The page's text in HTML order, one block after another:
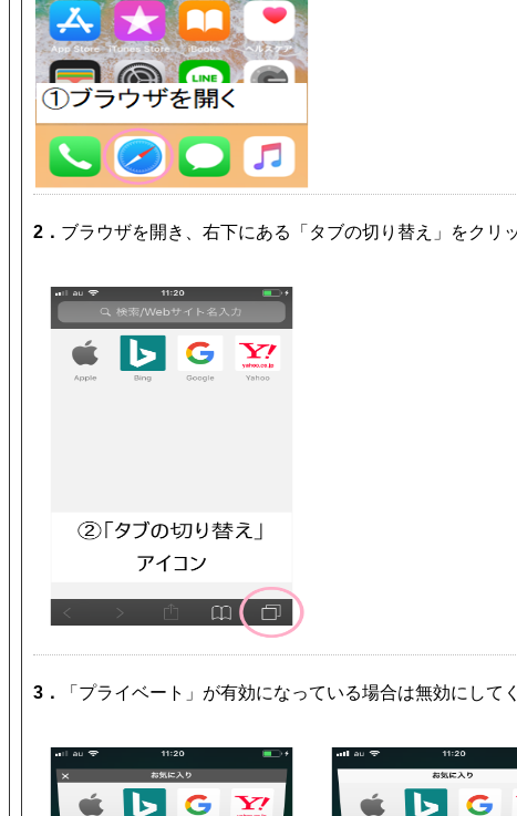
2． ブラウザを開き、右下にある「タブの切り替え」をクリ
3． 「プライベート」が有効になっている場合は無効にして